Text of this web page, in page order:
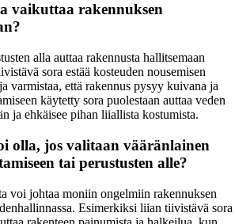
vaikuttaa rakennuksen
alla auttaa rakennusta hallitsemaan
sora estää kosteuden nousemisen
varmistaa, että rakennus pysyy kuivana ja
käytetty sora puolestaan auttaa veden
ja ehkäisee pihan liiallista kostumista.
olla, jos valitaan vääränlainen
tai perustusten alle?
voi johtaa moniin ongelmiin rakennuksen
Esimerkiksi liian tiivistävä sora